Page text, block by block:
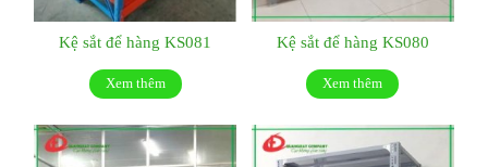
Kệ sắt để hàng KS081
Xem thêm
Kệ sắt để hàng KS080
Xem thêm